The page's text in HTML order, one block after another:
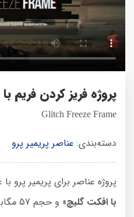
پروژه فریز کردن فریم
Glitch Freeze Frame
دسته‌بندی: عناصر پریمیر پرو
پروژه عناصر برای پریمیر پرو با
با افکت گلیچ» و حجم 57 مگابایت در